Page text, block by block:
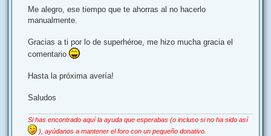
j
Me alegro, ese tiempo que te ahorras al no hacerlo
manualmente.
Gracias a ti por lo de superhéroe, me hizo mucha gracia el
comentario
Hasta la próxima avería!
Saludos
Si has encontrado aquí la ayuda que esperabas (o incluso si no ha sido así
), ayúdanos a mantener el foro con un pequeño donativo.